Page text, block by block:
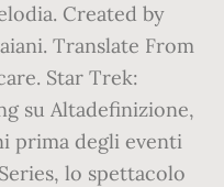
Created by
Translate From
Star Trek:
su Altadefinizione,
prima degli eventi
lo spettacolo